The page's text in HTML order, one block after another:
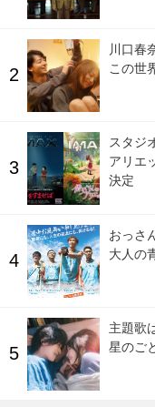
川口春
この世
スタジ
アリエ
決定
おっさ
大人の
主題歌
星のご